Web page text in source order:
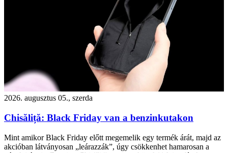
2026. augusztus 05., szerda
Chisăliță: Black Friday van a benzinkutakon
Mint amikor Black Friday előtt megemelik egy termék árát, majd az
akcióban látványosan „leárazzák”, úgy csökkenhet hamarosan a